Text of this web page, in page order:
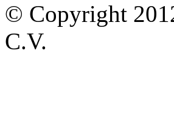
© Copyright
C.V.